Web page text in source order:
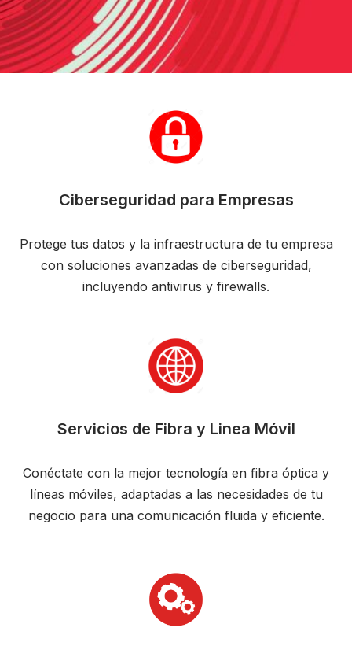
Ciberseguridad para Empresas
Protege tus datos y la infraestructura de tu empresa
con soluciones avanzadas de ciberseguridad,
incluyendo antivirus y firewalls.
Servicios de Fibra y Linea Móvil
Conéctate con la mejor tecnología en fibra óptica y
líneas móviles, adaptadas a las necesidades de tu
negocio para una comunicación fluida y eficiente.